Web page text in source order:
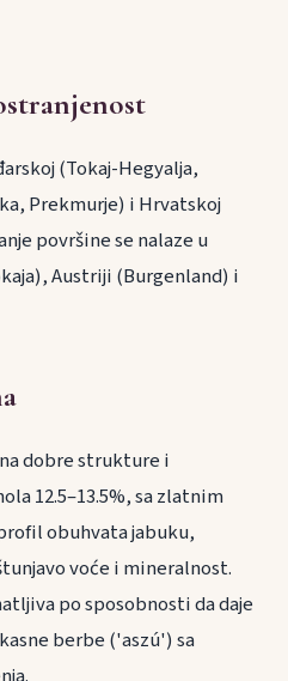
(Tokaj-Hegyalja,
Prekmurje) i Hrvatskoj
površine se nalaze u
Austriji (Burgenland) i
dobre strukture i
12.5–13.5%, sa zlatnim
obuhvata jabuku,
voće i mineralnost.
po sposobnosti da daje
berbe ('aszú') sa